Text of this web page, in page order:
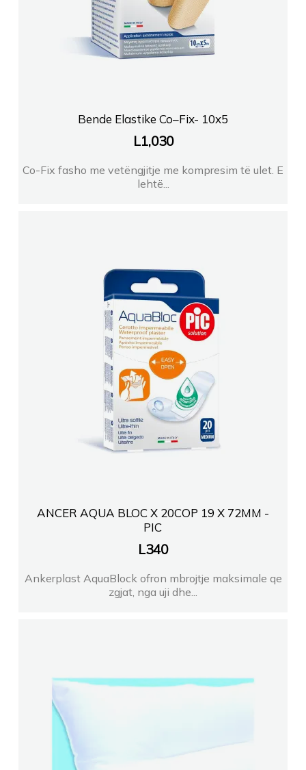
Bende Elastike Co–Fix- 10x5
L1,030
Co-Fix fasho me vetëngjitje me kompresim të ulet. E
lehtë...
ANCER AQUA BLOC X 20COP 19 X 72MM -
PIC
L340
Ankerplast AquaBlock ofron mbrojtje maksimale qe
zgjat, nga uji dhe...